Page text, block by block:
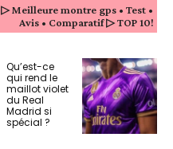
▷ Meilleure montre gps • Test •
Avis • Comparatif ▷ TOP 10!
Qu’est-ce
qui rend le
maillot violet
du Real
Madrid si
spécial ?